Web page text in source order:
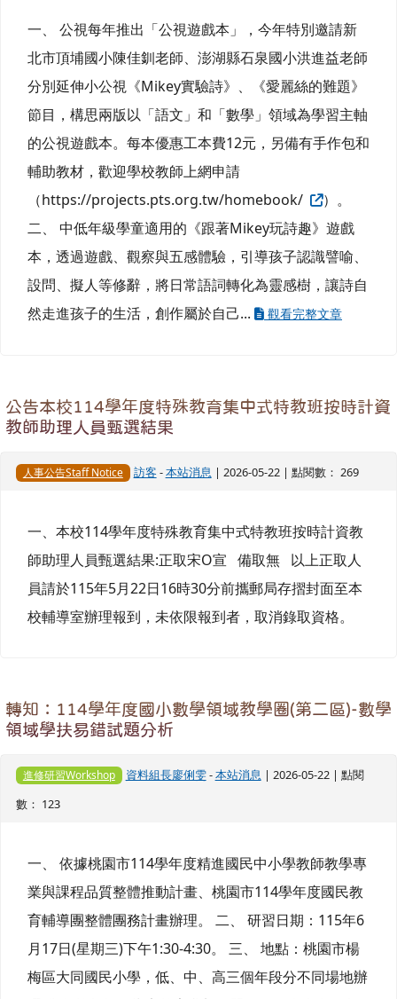
一、 公視每年推出「公視遊戲本」，今年特別邀請新
北市頂埔國小陳佳釧老師、澎湖縣石泉國小洪進益老師
分別延伸小公視《Mikey實驗詩》、《愛麗絲的難題》
節目，構思兩版以「語文」和「數學」領域為學習主軸
的公視遊戲本。每本優惠工本費12元，另備有手作包和
輔助教材，歡迎學校教師上網申請
（https://projects.pts.org.tw/homebook/
）。
二、 中低年級學童適用的《跟著Mikey玩詩趣》遊戲
本，透過遊戲、觀察與五感體驗，引導孩子認識譬喻、
設問、擬人等修辭，將日常語詞轉化為靈感樹，讓詩自
然走進孩子的生活，創作屬於自己...
觀看完整文章
公告本校114學年度特殊教育集中式特教班按時計資
教師助理人員甄選結果
人事公告Staff Notice 訪客 -本站消息 | 2026-05-22 | 點閱數： 269
一、本校114學年度特殊教育集中式特教班按時計資教
師助理人員甄選結果:正取宋O宣 備取無 以上正取人
員請於115年5月22日16時30分前攜郵局存摺封面至本
校輔導室辦理報到，未依限報到者，取消錄取資格。
轉知：114學年度國小數學領域教學圈(第二區)-數學
領域學扶易錯試題分析
進修研習Workshop 資料組長廖俐雯-本站消息 | 2026-05-22 | 點閱
數： 123
一、 依據桃園市114學年度精進國民中小學教師教學專
業與課程品質整體推動計畫、桃園市114學年度國民教
育輔導團整體團務計畫辦理。 二、 研習日期：115年6
月17日(星期三)下午1:30-4:30。 三、 地點：桃園市楊
梅區大同國民小學，低、中、高三個年段分不同場地辦